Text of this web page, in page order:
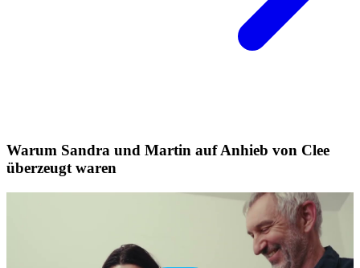
Warum Sandra und Martin auf Anhieb von Clee
überzeugt waren